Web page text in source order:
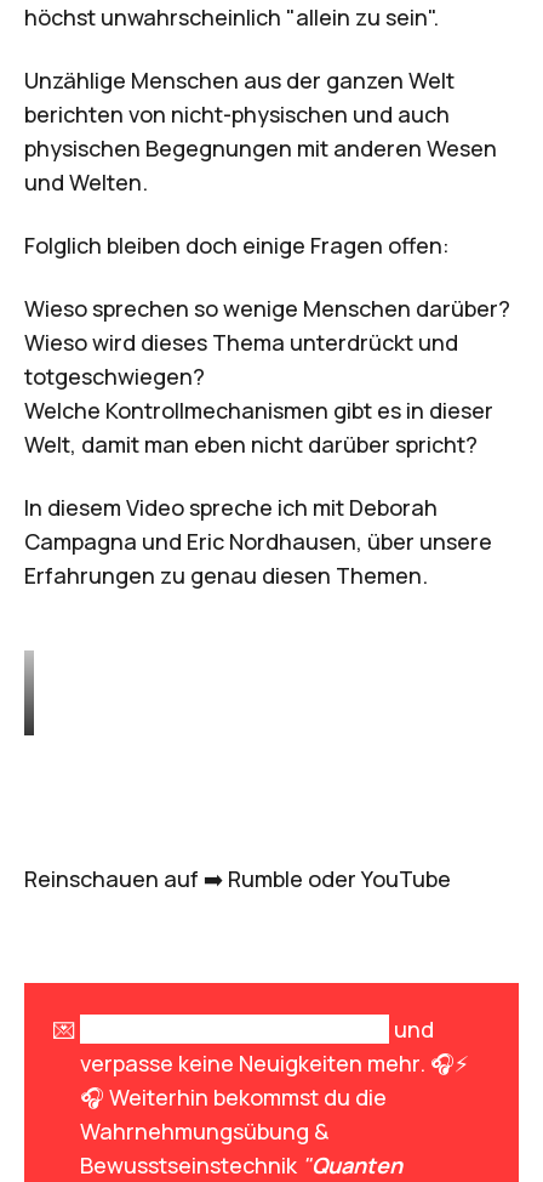
höchst unwahrscheinlich "allein zu sein".
Unzählige Menschen aus der ganzen Welt
berichten von nicht-physischen und auch
physischen Begegnungen mit anderen Wesen
und Welten.
Folglich bleiben doch einige Fragen offen:
Wieso sprechen so wenige Menschen darüber?
Wieso wird dieses Thema unterdrückt und
totgeschwiegen?
Welche Kontrollmechanismen gibt es in dieser
Welt, damit man eben nicht darüber spricht?
In diesem Video spreche ich mit Deborah
Campagna und Eric Nordhausen, über unsere
Erfahrungen zu genau diesen Themen.
Reinschauen auf ➡️ Rumble oderYouTube
💌
und
verpasse keine Neuigkeiten mehr. 🎧⚡
🎧 Weiterhin bekommst du die
Wahrnehmungsübung &
Bewusstseinstechnik "Quanten